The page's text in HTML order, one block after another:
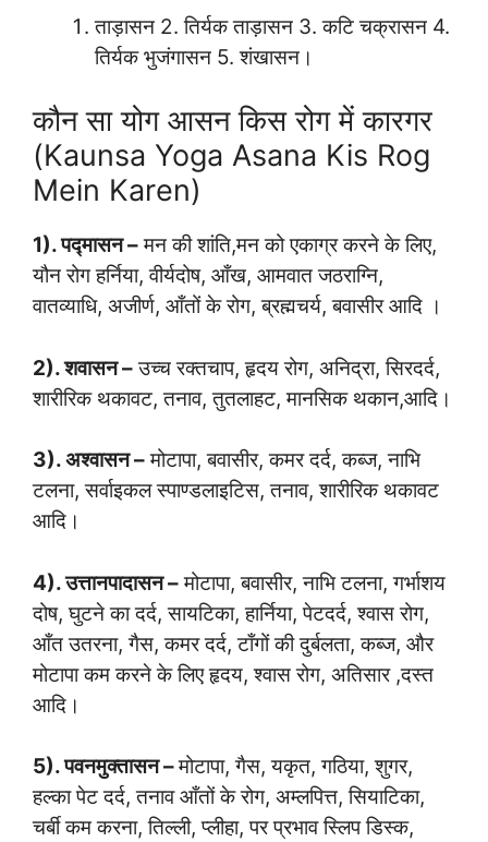
ताड़ासन 2. तिर्यक ताड़ासन 3. कटि चक्रासन 4.
तिर्यक भुजंगासन 5. शंखासन।
कौन सा योग आसन किस रोग में कारगर
(Kaunsa Yoga Asana Kis Rog
Mein Karen)
1). पद्मासन –मन की शांति,मन को एकाग्र करने के लिए,
यौन रोग हर्निया, वीर्यदोष, आँख, आमवात जठराग्नि,
वातव्याधि, अजीर्ण, आँतों के रोग, ब्रह्मचर्य, बवासीर आदि ।
2). शवासन –उच्च रक्तचाप, हृदय रोग, अनिद्रा, सिरदर्द,
शारीरिक थकावट, तनाव, तुतलाहट, मानसिक थकान,आदि।
3). अश्वासन –मोटापा, बवासीर, कमर दर्द, कब्ज, नाभि
टलना, सर्वाइकल स्पाण्डलाइटिस, तनाव, शारीरिक थकावट
आदि।
4). उत्तानपादासन –मोटापा, बवासीर, नाभि टलना, गर्भाशय
दोष, घुटने का दर्द, सायटिका, हार्निया, पेटदर्द, श्वास रोग,
आँत उतरना, गैस, कमर दर्द, टाँगों की दुर्बलता, कब्ज, और
मोटापा कम करने के लिए हृदय, श्वास रोग, अतिसार ,दस्त
आदि।
5). पवनमुक्तासन –मोटापा, गैस, यकृत, गठिया, शुगर,
हल्का पेट दर्द, तनाव आँतों के रोग, अम्लपित्त, सियाटिका,
चर्बी कम करना, तिल्ली, प्लीहा, पर प्रभाव स्लिप डिस्क,